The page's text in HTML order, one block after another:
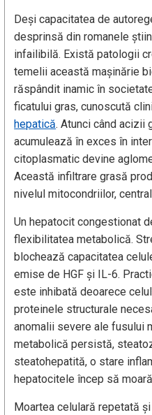
Deși capacitatea de
desprinsă din romanele
infailibilă. Există patologii
temelii această mașinărie
răspândit inamic în
ficatului gras, cunoscută
hepatică. Atunci când acizii
acumulează în exces în
citoplasmatic devine
Această infiltrare grasă
nivelul mitocondriilor,
Un hepatocit congestionat
flexibilitatea metabolică.
blochează capacitatea
emise de HGF și IL-6.
este inhibată deoarece
proteinele structurale
anomalii severe ale fusului
metabolică persistă,
steatohepatită, o stare
hepatocitele încep să
Moartea celulară repetată